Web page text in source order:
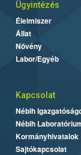
Ügyintézés
Élelmiszer
Állat
Növény
Labor/Egyéb
Kapcsolat
Nébih
Nébih
Kormányhivatalok
Sajtókapcsolat